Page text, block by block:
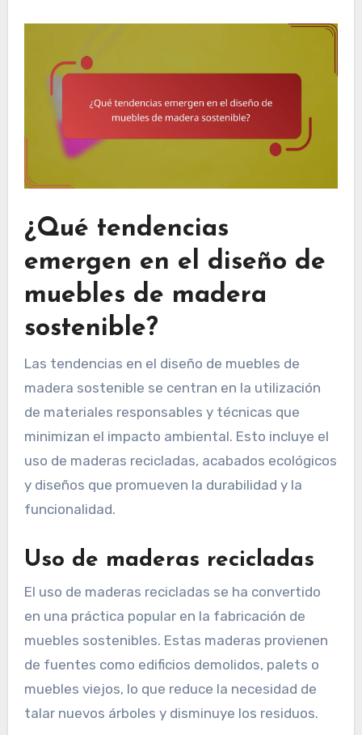
¿Qué tendencias
emergen en el diseño de
muebles de madera
sostenible?
Las tendencias en el diseño de muebles de
madera sostenible se centran en la utilización
de materiales responsables y técnicas que
minimizan el impacto ambiental. Esto incluye el
uso de maderas recicladas, acabados ecológicos
y diseños que promueven la durabilidad y la
funcionalidad.
Uso de maderas recicladas
El uso de maderas recicladas se ha convertido
en una práctica popular en la fabricación de
muebles sostenibles. Estas maderas provienen
de fuentes como edificios demolidos, palets o
muebles viejos, lo que reduce la necesidad de
talar nuevos árboles y disminuye los residuos.